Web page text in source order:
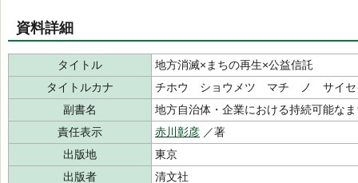
資料詳細
タイトル
地方消滅×まちの再生×公益信託
タイトルカナ
チホウ ショウメツ マチ ノ サイ
副書名
地方自治体・企業における持続可能な
責任表示
赤川彰彦 ／著
出版地
東京
出版者
清文社